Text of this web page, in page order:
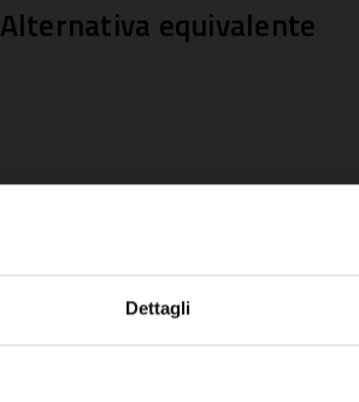
Dettagli
Alternativa equivalente